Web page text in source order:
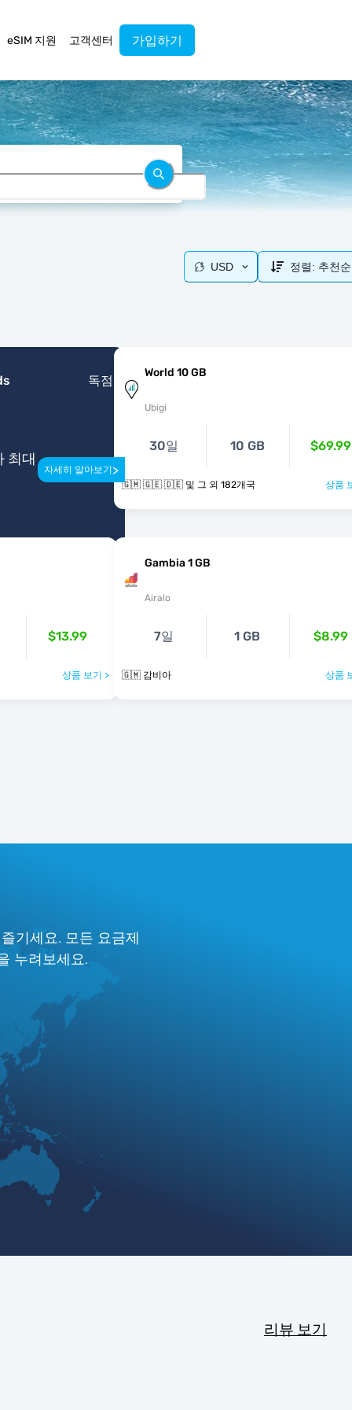
eSIM 지원 고객센터 가입하기
USD 정렬: 추천순
독점
최대
자세히 알아보기 >
World 10 GB
Ubigi
30일 10 GB $69.99
🇬🇲 🇬🇪 🇩🇪 및 그 외 182개국 상품
$13.99
상품 보기 >
Gambia 1 GB
Airalo
7일 1 GB $8.99
🇬🇲 감비아 상품
기세요. 모든 요금제
누려보세요.
리뷰 보기